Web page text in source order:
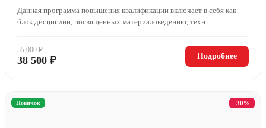
Данная программа повышения квалификации включает в себя как
блок дисциплин, посвященных материаловедению, техн...
55 000 ₽
38 500 ₽ Подробнее
-30%
Новичок